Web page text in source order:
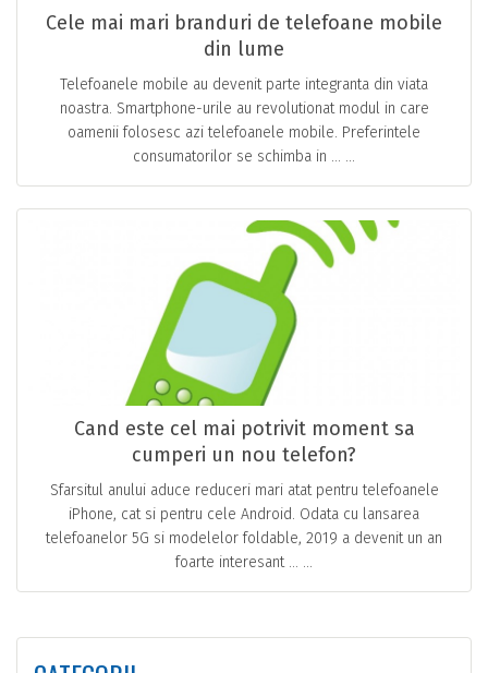
Cele mai mari branduri de telefoane mobile
din lume
Telefoanele mobile au devenit parte integranta din viata
noastra. Smartphone-urile au revolutionat modul in care
oamenii folosesc azi telefoanele mobile. Preferintele
consumatorilor se schimba in … ...
Cand este cel mai potrivit moment sa
cumperi un nou telefon?
Sfarsitul anului aduce reduceri mari atat pentru telefoanele
iPhone, cat si pentru cele Android. Odata cu lansarea
telefoanelor 5G si modelelor foldable, 2019 a devenit un an
foarte interesant … ...